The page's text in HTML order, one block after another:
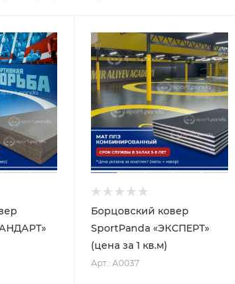
Борцовский ковер
SportPanda «ЭКСПЕРТ»
(цена за 1 кв.м)
Арт.: A0037